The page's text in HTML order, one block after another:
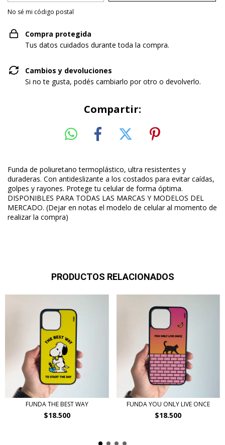
No sé mi código postal
Compra protegida
Tus datos cuidados durante toda la compra.
Cambios y devoluciones
Si no te gusta, podés cambiarlo por otro o devolverlo.
Compartir:
Funda de poliuretano termoplástico, ultra resistentes y
duraderas. Con antideslizante a los costados para evitar caídas,
golpes y rayones. Protege tu celular de forma óptima.
DISPONIBLES PARA TODAS LAS MARCAS Y MODELOS DEL
MERCADO. (Dejar en notas el modelo de celular al momento de
realizar la compra)
PRODUCTOS RELACIONADOS
FUNDA THE BEST WAY
$18.500
FUNDA YOU ONLY LIVE ONCE
$18.500